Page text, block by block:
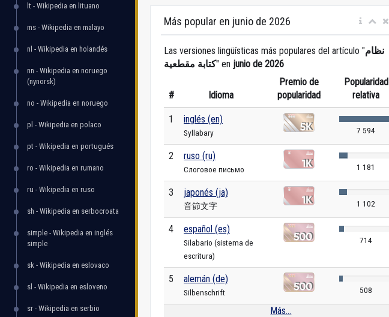
lt - Wikipedia en lituano
ms - Wikipedia en malayo
nl - Wikipedia en holandés
nn - Wikipedia en noruego
(nynorsk)
no - Wikipedia en noruego
pl - Wikipedia en polaco
pt - Wikipedia en portugués
ro - Wikipedia en rumano
ru - Wikipedia en ruso
sh - Wikipedia en serbocroata
simple - Wikipedia en inglés
simple
sk - Wikipedia en eslovaco
sl - Wikipedia en esloveno
sr - Wikipedia en serbio
Más popular en junio de 2026
Las versiones lingüísticas más populares del artículo "نظام
كتابة مقطعية" en junio de 2026
# Idioma
Premio de
popularidad
Popularidad
relativa
1 inglés (en)
Syllabary 7 594
2 ruso (ru)
Слоговое письмо 1 181
3 japonés (ja)
音節文字 1 102
4 español (es)
Silabario (sistema de
escritura)
714
5 alemán (de)
Silbenschrift 508
Más...